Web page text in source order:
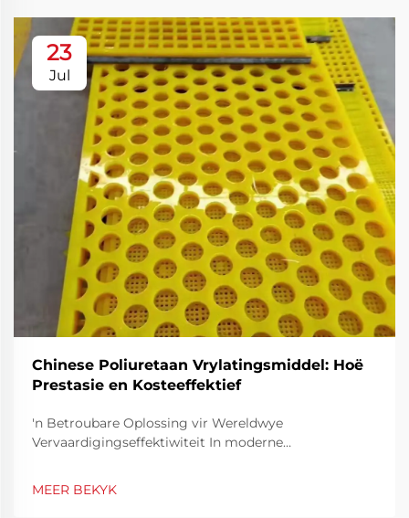
23
Jul
Chinese Poliuretaan Vrylatingsmiddel: Hoë
Prestasie en Kosteeffektief
'n Betroubare Oplossing vir Wereldwye
Vervaardigingseffektiwiteit In moderne
van materiale en verwerkingshulpstowwe die
MEER BEKYK